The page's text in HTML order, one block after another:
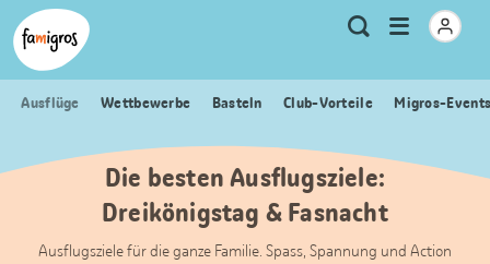
Sprungmarken
Navigation
Header
Logo
Meta
Navigation
Suche
Menu
öffnen
Ausflüge Wettbewerbe Basteln Club-Vorteile Migros-
Die besten Ausflugsziele:
Dreikönigstag & Fasnacht
Ausflugsziele für die ganze Familie. Spass, Spannung und Action